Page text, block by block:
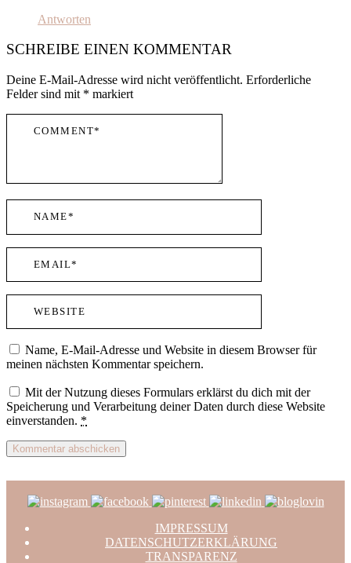
Antworten
SCHREIBE EINEN KOMMENTAR
Deine E-Mail-Adresse wird nicht veröffentlicht. Erforderliche
Felder sind mit * markiert
Name, E-Mail-Adresse und Website in diesem Browser für
meinen nächsten Kommentar speichern.
Mit der Nutzung dieses Formulars erklärst du dich mit der
Speicherung und Verarbeitung deiner Daten durch diese Website
einverstanden. *
IMPRESSUM
DATENSCHUTZERKLÄRUNG
TRANSPARENZ